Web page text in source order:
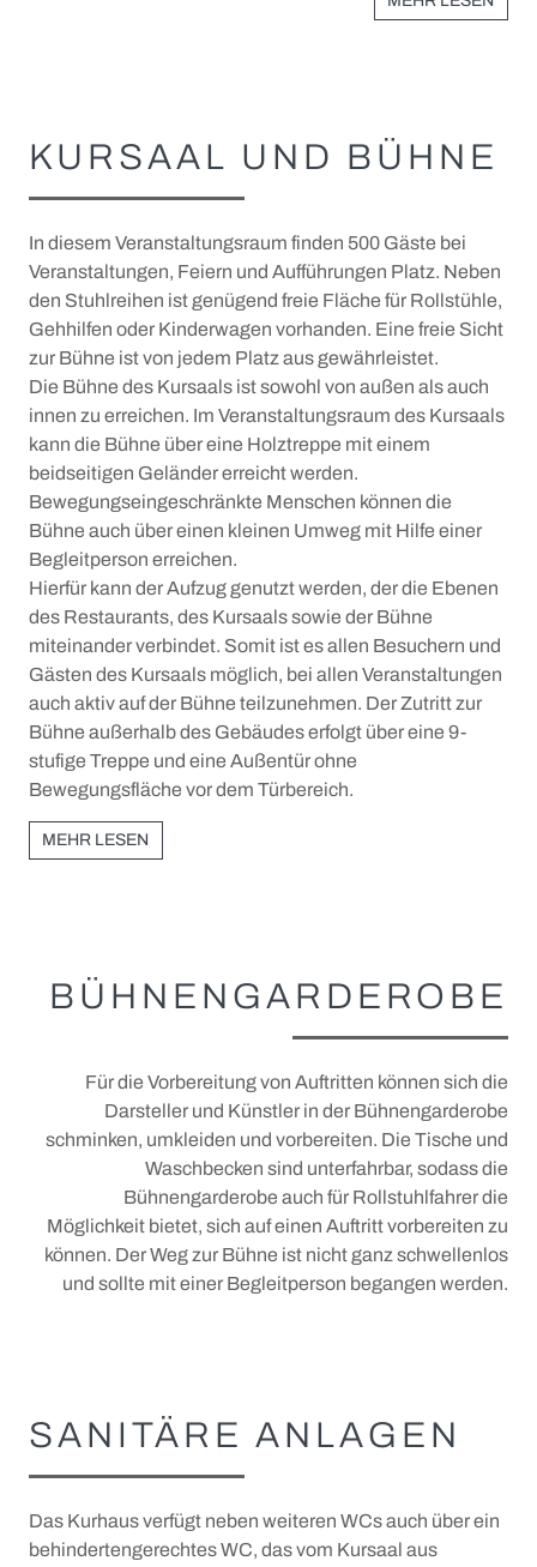
KURSAAL UND BÜHNE
In diesem Veranstaltungsraum finden 500 Gäste bei
Veranstaltungen, Feiern und Aufführungen Platz. Neben
den Stuhlreihen ist genügend freie Fläche für Rollstühle,
Gehhilfen oder Kinderwagen vorhanden. Eine freie Sicht
zur Bühne ist von jedem Platz aus gewährleistet.
Die Bühne des Kursaals ist sowohl von außen als auch
innen zu erreichen. Im Veranstaltungsraum des Kursaals
kann die Bühne über eine Holztreppe mit einem
beidseitigen Geländer erreicht werden.
Bewegungseingeschränkte Menschen können die
Bühne auch über einen kleinen Umweg mit Hilfe einer
Begleitperson erreichen.
Hierfür kann der Aufzug genutzt werden, der die Ebenen
des Restaurants, des Kursaals sowie der Bühne
miteinander verbindet. Somit ist es allen Besuchern und
Gästen des Kursaals möglich, bei allen Veranstaltungen
auch aktiv auf der Bühne teilzunehmen. Der Zutritt zur
Bühne außerhalb des Gebäudes erfolgt über eine 9-
stufige Treppe und eine Außentür ohne
Bewegungsfläche vor dem Türbereich.
MEHR LESEN
BÜHNENGARDEROBE
Für die Vorbereitung von Auftritten können sich die
Darsteller und Künstler in der Bühnengarderobe
schminken, umkleiden und vorbereiten. Die Tische und
Waschbecken sind unterfahrbar, sodass die
Bühnengarderobe auch für Rollstuhlfahrer die
Möglichkeit bietet, sich auf einen Auftritt vorbereiten zu
können. Der Weg zur Bühne ist nicht ganz schwellenlos
und sollte mit einer Begleitperson begangen werden.
SANITÄRE ANLAGEN
Das Kurhaus verfügt neben weiteren WCs auch über ein
behindertengerechtes WC, das vom Kursaal aus